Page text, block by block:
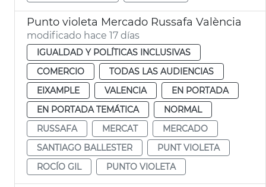
Punto violeta Mercado Russafa València
modificado hace 17 días
IGUALDAD Y POLÍTICAS INCLUSIVAS
COMERCIO
TODAS LAS AUDIENCIAS
EIXAMPLE
VALENCIA
EN PORTADA
EN PORTADA TEMÁTICA
NORMAL
RUSSAFA
MERCAT
MERCADO
SANTIAGO BALLESTER
PUNT VIOLETA
ROCÍO GIL
PUNTO VIOLETA